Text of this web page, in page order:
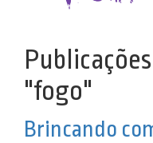
"fogo"
Brincando